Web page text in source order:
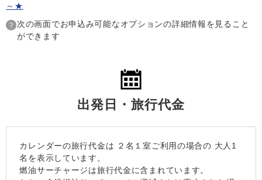
～★
次の画面でお申込み可能なオプションの詳細情報を見ること
ができます
出発日・旅行代金
カレンダーの旅行代金は ２名１室ご利用の場合の 大人1
名を表示しています。
燃油サーチャージは旅行代金に含まれています。